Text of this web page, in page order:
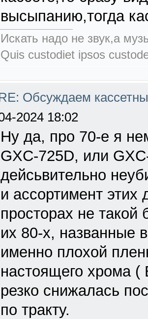
высыпанию,тогда
Искать надо не звук,а
Quis custodiet ipsos
Обсуждаем
2024 18:02
Ну да, про 70-е я
GXC-725D, или
дейсьвительно
и ассортимент этих
просторах не
их 80-х, названные
именно плохой
настоящего хрома (
резко снижалась
по тракту.